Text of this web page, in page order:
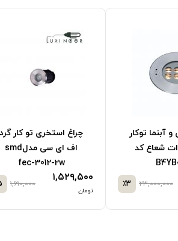
چراغ LED استخری و آب
نما روکار پایه متحرک
شعاع کد LH5001-12
۱,۶۰۰,۰۰۰
چراغ
12